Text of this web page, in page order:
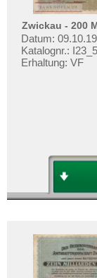
Zwickau - 200
Datum:
Katalognr.:
Erhaltung: VF